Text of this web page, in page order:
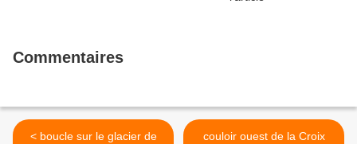
Commentaires
< boucle sur le glacier de
couloir ouest de la Croix